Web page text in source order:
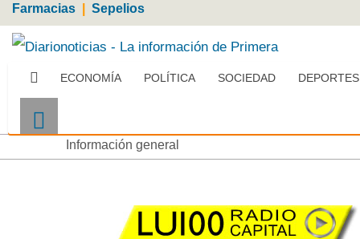
Farmacias Sepelios
ECONOMÍA POLÍTICA SOCIEDAD DEPORTES
Información general